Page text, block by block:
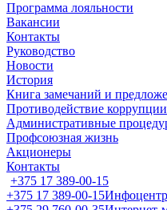
Программа лояльности
Вакансии
Контакты
Руководство
Новости
История
Книга замечаний и
Противодействие коррупции
Административные
Профсоюзная жизнь
Акционеры
Контакты
+375 17 389-00-15
+375 17 389-00-15Инфоцентр